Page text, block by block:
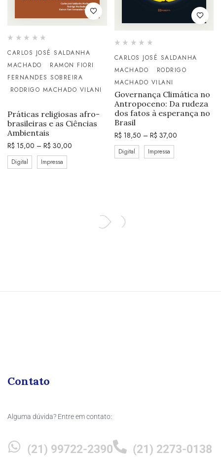
CARLOS JOSÉ SALDANHA
MACHADO
RAMON FIORI
FERNANDES SOBREIRA
RODRIGO MACHADO VILANI
Práticas religiosas afro-
brasileiras e as Ciências
Ambientais
R$ 15,00 – R$ 30,00
Digital Impressa
CARLOS JOSÉ SALDANHA
MACHADO
RODRIGO
MACHADO VILANI
Governança Climática no
Antropoceno: Da rudeza
dos fatos à esperança no
Brasil
R$ 18,50 – R$ 37,00
Digital Impressa
Contato
Alguma dúvida? Entre em contato:
(21) 99722-2390
(21) 2273-0138